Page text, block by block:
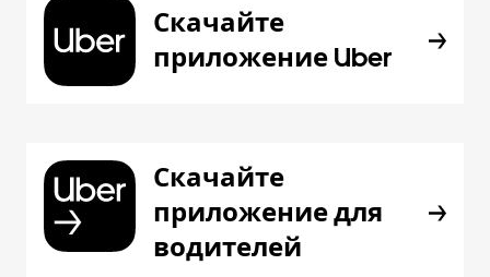
Скачайте
приложение Uber
Скачайте
приложение для
водителей